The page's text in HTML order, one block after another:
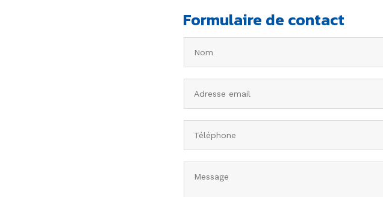
Formulaire de contact